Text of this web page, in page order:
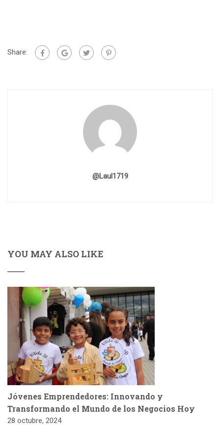
Share:
@laul1719
YOU MAY ALSO LIKE
Jóvenes Emprendedores: Innovando y
Transformando el Mundo de los Negocios Hoy
28 octubre, 2024